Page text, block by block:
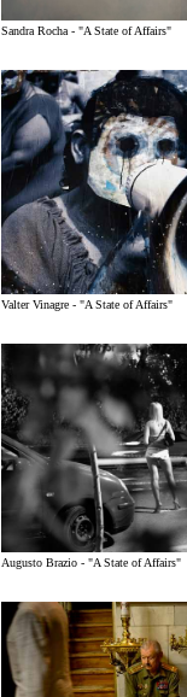
Sandra Rocha - "A State of Affairs"
Valter Vinagre - "A State of Affairs"
Augusto Brazio - "A State of Affairs"